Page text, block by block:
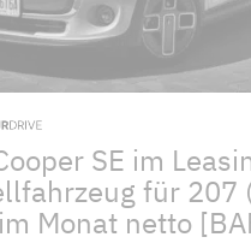
SE im
für 207
Monat netto